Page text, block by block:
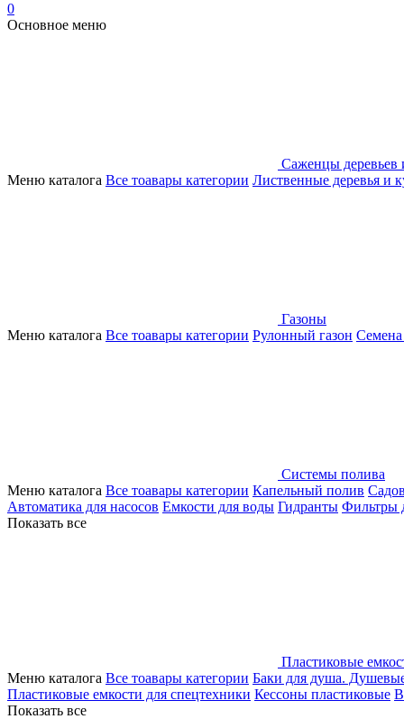
0
Основное меню
Саженцы деревьев
Меню каталога Все тоавары категории Лиственные деревья и
Газоны
Меню каталога Все тоавары категории Рулонный газон Семена
Системы полива
Меню каталога Все тоавары категории Капельный полив
Автоматика для насосов Емкости для воды Гидранты Фильтры
Показать все
Пластиковые
Меню каталога Все тоавары категории Баки для душа.
Пластиковые емкости для спецтехники Кессоны пластиковые
Показать все